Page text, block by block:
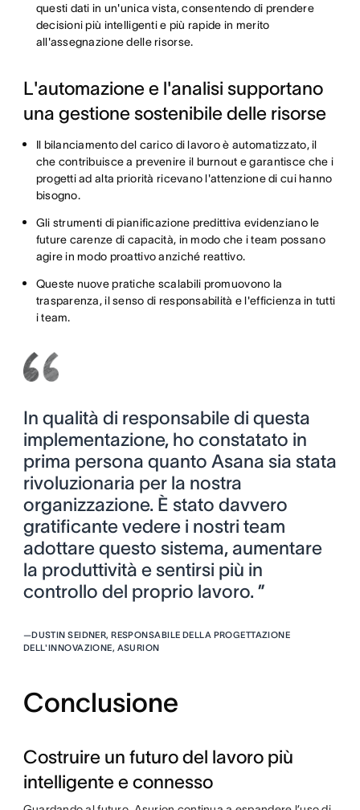
questi dati in un'unica vista, consentendo di prendere
decisioni più intelligenti e più rapide in merito
all'assegnazione delle risorse.
L'automazione e l'analisi supportano
una gestione sostenibile delle risorse
Il bilanciamento del carico di lavoro è automatizzato, il
che contribuisce a prevenire il burnout e garantisce che i
progetti ad alta priorità ricevano l'attenzione di cui hanno
bisogno.
Gli strumenti di pianificazione predittiva evidenziano le
future carenze di capacità, in modo che i team possano
agire in modo proattivo anziché reattivo.
Queste nuove pratiche scalabili promuovono la
trasparenza, il senso di responsabilità e l'efficienza in tutti
i team.
In qualità di responsabile di questa
implementazione, ho constatato in
prima persona quanto Asana sia stata
rivoluzionaria per la nostra
organizzazione. È stato davvero
gratificante vedere i nostri team
adottare questo sistema, aumentare
la produttività e sentirsi più in
controllo del proprio lavoro. ”
—DUSTIN SEIDNER, RESPONSABILE DELLA PROGETTAZIONE
DELL'INNOVAZIONE, ASURION
Conclusione
Costruire un futuro del lavoro più
intelligente e connesso